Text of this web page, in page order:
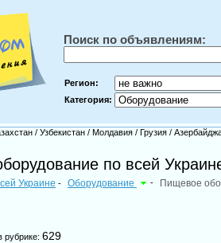
Поиск по объявлениям:
Регион:
Категория:
/ Узбекистан / Молдавия / Грузия /
по всей
Украине - Оборудование - Пищевое
рубрике: 629